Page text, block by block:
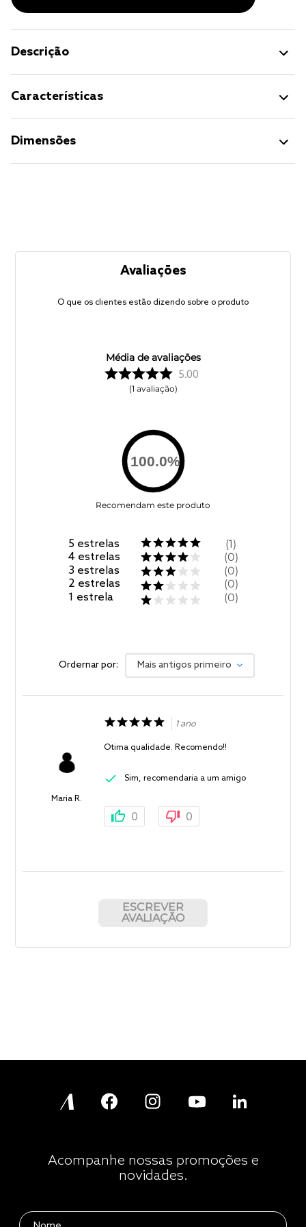
Descrição
Características
Dimensões
Avaliações
O que os clientes estão dizendo sobre o produto
Média de avaliações
5.00
1 avaliação
100.0%
Recomendam este produto
5 estrelas
4 estrelas
3 estrelas
2 estrelas
1 estrela
1
0
0
0
0
Ordernar por: Mais antigos primeiro
Maria R.
1 ano
Otima qualidade. Recomendo!!
Sim, recomendaria a um amigo
0 0
ESCREVER
AVALIAÇÃO
Acompanhe nossas promoções e
novidades.